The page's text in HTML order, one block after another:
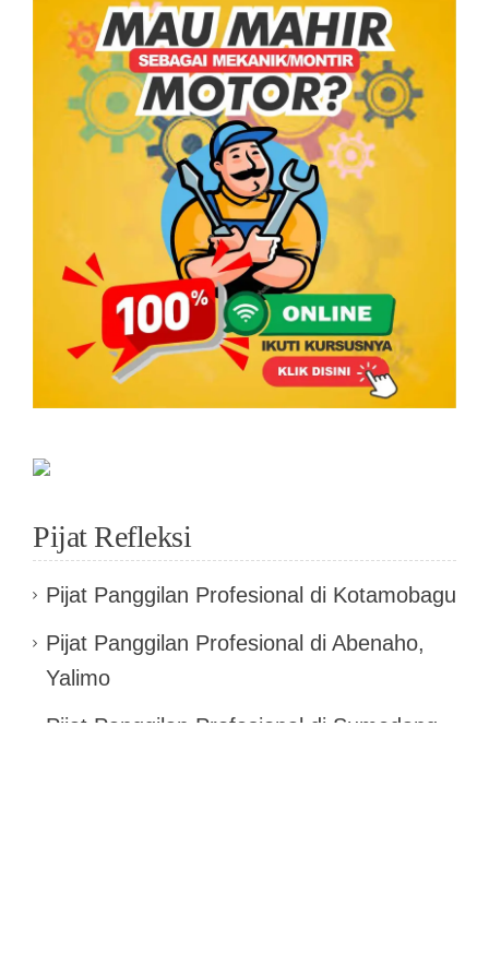
Pijat Refleksi
Pijat Panggilan Profesional di Kotamobagu
Pijat Panggilan Profesional di Abenaho,
Yalimo
Pijat Panggilan Profesional di Sumedang